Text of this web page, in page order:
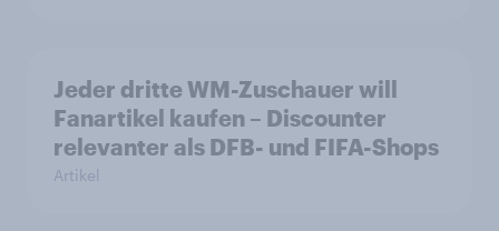
Jeder dritte WM-Zuschauer will
Fanartikel kaufen – Discounter
relevanter als DFB- und FIFA-Shops
Artikel